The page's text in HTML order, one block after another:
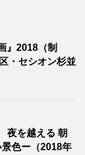
』2018（制
・セシオン杉並
夜を越える 朝
色ー（2018年